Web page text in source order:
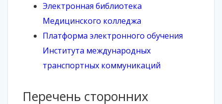
Электронная библиотека
Медицинского колледжа
Платформа электронного обучения
Института международных
транспортных коммуникаций
Перечень сторонних